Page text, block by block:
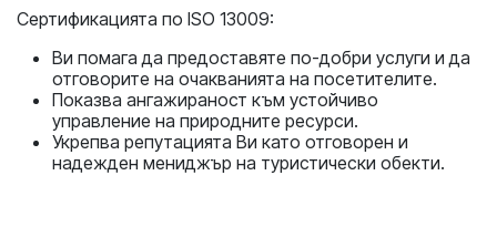
Сертификацията по ISO 13009:
Ви помага да предоставяте по-добри услуги и да
отговорите на очакванията на посетителите.
Показва ангажираност към устойчиво
управление на природните ресурси.
Укрепва репутацията Ви като отговорен и
надежден мениджър на туристически обекти.